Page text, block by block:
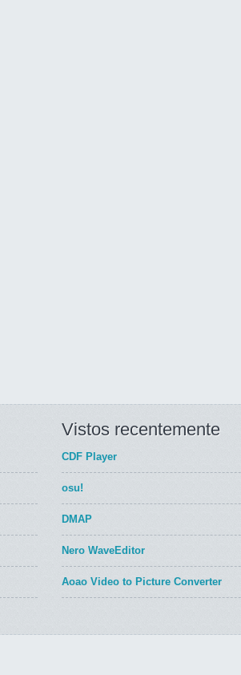
Vistos recentemente
CDF Player
osu!
DMAP
Nero WaveEditor
Aoao Video to Picture Converter